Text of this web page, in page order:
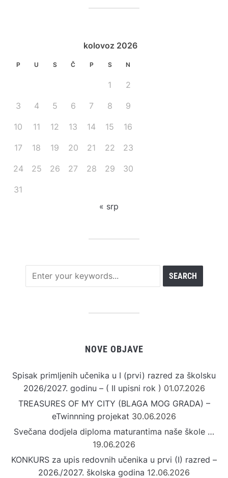
kolovoz 2026
P U S Č P S N
1 2
3 4 5 6 7 8 9
10 11 12 13 14 15 16
17 18 19 20 21 22 23
24 25 26 27 28 29 30
31
« srp
NOVE OBJAVE
Spisak primljenih učenika u I (prvi) razred za školsku
2026/2027. godinu – ( II upisni rok ) 01.07.2026
TREASURES OF MY CITY (BLAGA MOG GRADA) –
eTwinnning projekat 30.06.2026
Svečana dodjela diploma maturantima naše škole …
19.06.2026
KONKURS za upis redovnih učenika u prvi (I) razred –
2026./2027. školska godina 12.06.2026